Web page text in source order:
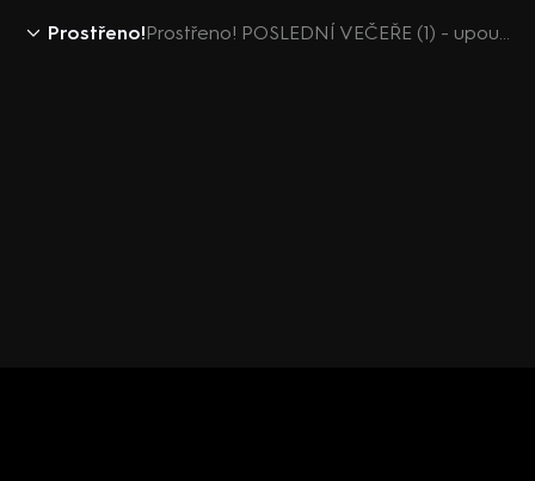
Prostřeno! Prostřeno! POSLEDNÍ VEČEŘE (1) - upoutávka